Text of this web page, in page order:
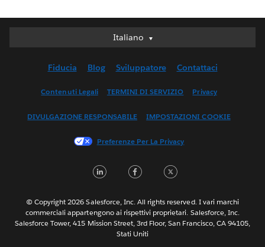
Italiano
Italiano
English (UK)
Français (Canada)
한국어
Português
Svenska
ไทย
Fiducia Blog Sviluppatore Contattaci
Contenuti Legali TERMINI DI SERVIZIO Privacy
DIVULGAZIONE RESPONSABILE IMPOSTAZIONI COOKIE
Preferenze Per La Privacy
LinkedInFacebook
© Copyright 2026 Salesforce, Inc. All rights reserved. I vari marchi
commerciali appartengono ai rispettivi proprietari. Salesforce, Inc.
Salesforce Tower, 415 Mission Street, 3rd Floor, San Francisco, CA 94105,
Stati Uniti